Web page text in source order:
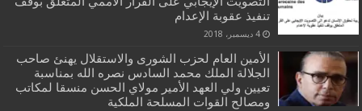
تنفيذ عقوبة الإعدام
4 ديسمبر، 2018
الأمين العام لحزب الشورى والاستقلال يهنئ صاحب
الجلالة الملك محمد السادس نصره الله بمناسبة
تعيين ولي العهد الأمير مولاي الحسن منسقا لمكاتب
ومصالح القوات المسلحة الملكية